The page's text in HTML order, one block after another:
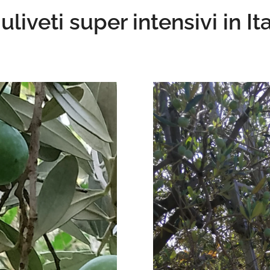
super intensivi in